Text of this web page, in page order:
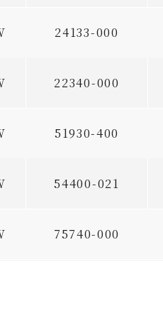
24133-000
22340-000
51930-400
54400-021
75740-000